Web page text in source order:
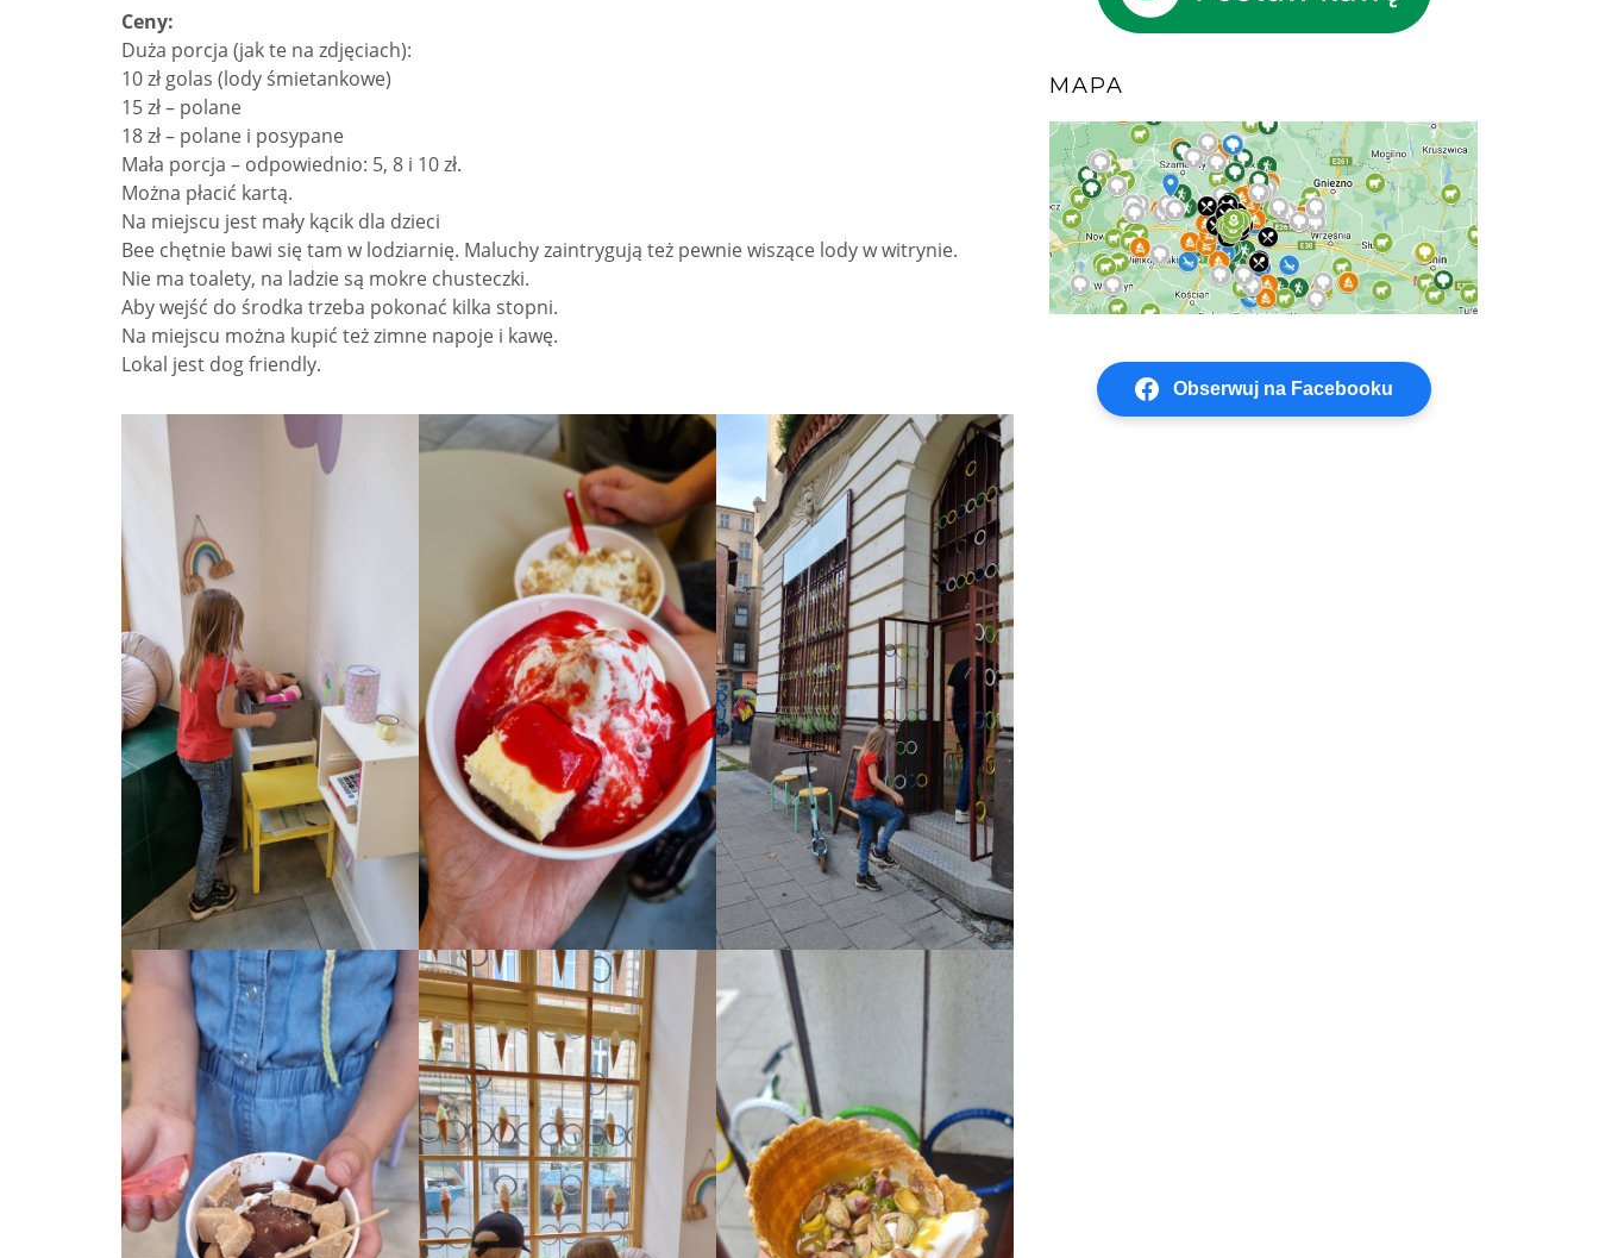
Ceny:
Duża porcja (jak te na zdjęciach):
10 zł golas (lody śmietankowe)
15 zł – polane
18 zł – polane i posypane
Mała porcja – odpowiednio: 5, 8 i 10 zł.
Można płacić kartą.
Na miejscu jest mały kącik dla dzieci
Bee chętnie bawi się tam w lodziarnię. Maluchy zaintrygują też pewnie wiszące lody w witrynie.
Nie ma toalety, na ladzie są mokre chusteczki.
Aby wejść do środka trzeba pokonać kilka stopni.
Na miejscu można kupić też zimne napoje i kawę.
Lokal jest dog friendly.
MAPA
Obserwuj na Facebooku